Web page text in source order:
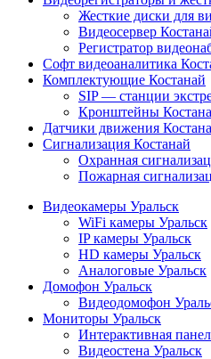
Жесткие диски для
Видеосервер
Регистратор
Софт видеоаналитика
Комплектующие Костанай
SIP — станции
Кронштейны
Датчики движения
Сигнализация Костанай
Охранная
Пожарная
Видеокамеры Уральск
WiFi камеры Уральск
IP камеры Уральск
HD камеры Уральск
Аналоговые Уральск
Домофон Уральск
Видеодомофон
Мониторы Уральск
Интерактивная
Видеостена Уральск